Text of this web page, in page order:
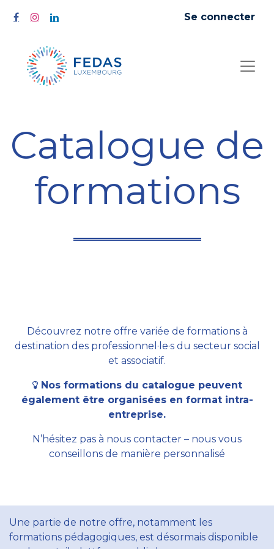
Se connecter
Catalogue de
formations
Découvrez notre offre variée de formations à
destination des professionnel·le·s du secteur social
et associatif.
Nos formations du catalogue peuvent
également être organisées en format intra-
entreprise.
N’hésitez pas à nous contacter – nous vous
conseillons de manière personnalisé
Une partie de notre offre, notamment les
formations pédagogiques, est désormais disponible